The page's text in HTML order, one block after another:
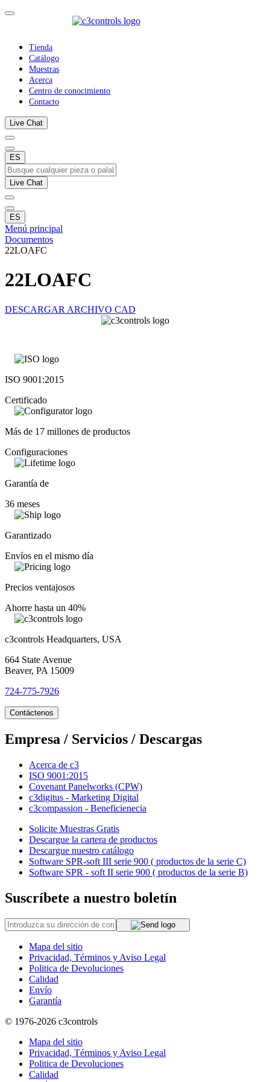
Tienda
Catálogo
Muestras
Acerca
Centro de conocimiento
Contacto
Live Chat
ES
Live Chat
ES
Menú principal
Documentos
22LOAFC
22LOAFC
DESCARGAR ARCHIVO CAD
ISO 9001:2015
Certificado
Más de 17 millones de productos
Configuraciones
Garantía de
36 meses
Garantizado
Envíos en el mismo día
Precios ventajosos
Ahorre hasta un 40%
c3controls Headquarters, USA
664 State Avenue
Beaver, PA 15009
724-775-7926
Contáctenos
Empresa / Servicios / Descargas
Acerca de c3
ISO 9001:2015
Covenant Panelworks (CPW)
c3digitus - Marketing Digital
c3compassion - Beneficienecia
Solicite Muestras Gratis
Descargue la cartera de productos
Descargue nuestro catálogo
Software SPR-soft III serie 900 ( productos de la serie C)
Software SPR - soft II serie 900 ( productos de la serie B)
Suscríbete a nuestro boletín
Mapa del sitio
Privacidad, Términos y Aviso Legal
Politica de Devoluciones
Calidad
Envío
Garantía
© 1976-2026 c3controls
Mapa del sitio
Privacidad, Términos y Aviso Legal
Politica de Devoluciones
Calidad